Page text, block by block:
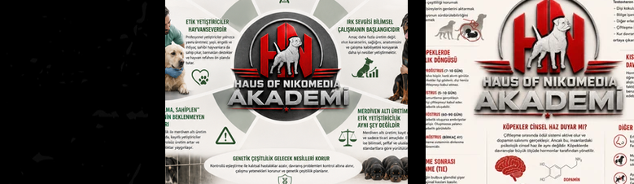
AKADEMİ SEVİYE 1 Bölüm 1 – Rottweiler Irkı Tanımak Köpek Davranışları